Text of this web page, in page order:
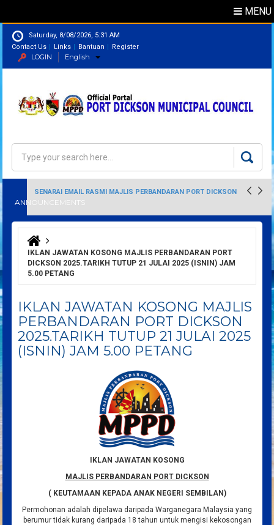
MENU
Saturday, 8/08/2026, 5:31 AM
Contact Us
Links Bantuan Register
LOGIN English
Search form
ANNOUNCEMENTS
SENARAI EMAIL RASMI MAJLIS PERBANDARAN PORT DICKSON
You are here
IKLAN JAWATAN KOSONG MAJLIS PERBANDARAN PORT
DICKSON 2025.TARIKH TUTUP 21 JULAI 2025 (ISNIN) JAM
5.00 PETANG
IKLAN JAWATAN KOSONG MAJLIS
PERBANDARAN PORT DICKSON
2025.TARIKH TUTUP 21 JULAI 2025
(ISNIN) JAM 5.00 PETANG
IKLAN JAWATAN KOSONG
MAJLIS PERBANDARAN PORT DICKSON
( KEUTAMAAN KEPADA ANAK NEGERI SEMBILAN)
Permohonan adalah dipelawa daripada Warganegara Malaysia yang
berumur tidak kurang daripada 18 tahun untuk mengisi kekosongan